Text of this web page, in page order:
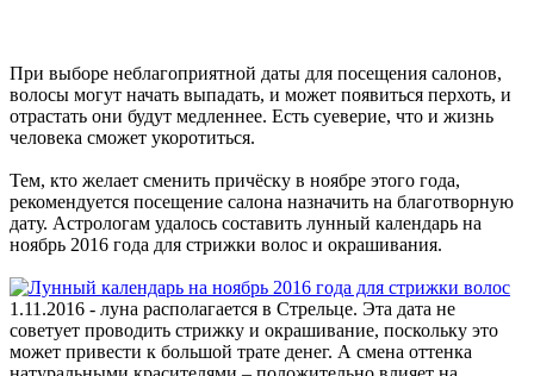
При выборе неблагоприятной даты для посещения салонов,
волосы могут начать выпадать, и может появиться перхоть, и
отрастать они будут медленнее. Есть суеверие, что и жизнь
человека сможет укоротиться.
Тем, кто желает сменить причёску в ноябре этого года,
рекомендуется посещение салона назначить на благотворную
дату. Астрологам удалось составить лунный календарь на
ноябрь 2016 года для стрижки волос и окрашивания.
1.11.2016 - луна располагается в Стрельце. Эта дата не
советует проводить стрижку и окрашивание, поскольку это
может привести к большой трате денег. А смена оттенка